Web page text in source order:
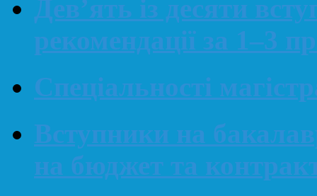
Дев’ять із десяти
рекомендації за 1–3
Спеціальності
Вступники на
на бюджет та